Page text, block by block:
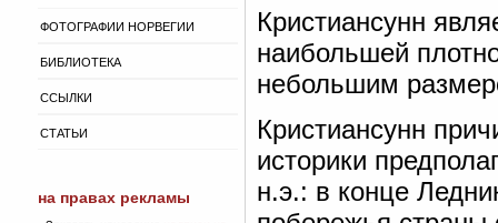
ФОТОГРАФИИ НОРВЕГИИ
БИБЛИОТЕКА
ССЫЛКИ
СТАТЬИ
на правах рекламы
Кристиансунн
наибольшей
небольшим
Кристиансунн
историки
н.э.: в конце